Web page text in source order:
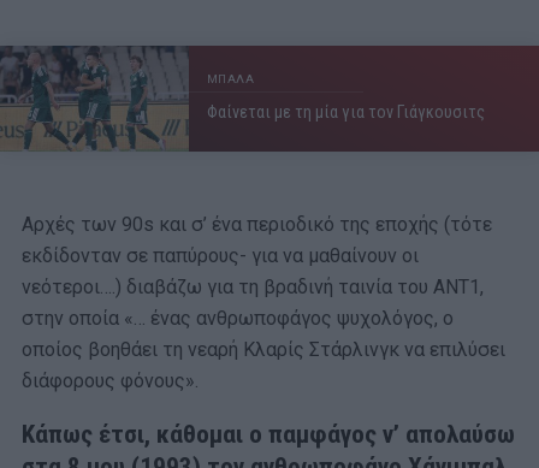
ΜΠΑΛΑ
Φαίνεται με τη μία για τον Γιάγκουσιτς
Αρχές των 90s και σ’ ένα περιοδικό της εποχής (τότε
εκδίδονταν σε παπύρους- για να μαθαίνουν οι
νεότεροι….) διαβάζω για τη βραδινή ταινία του ΑΝΤ1,
στην οποία «… ένας ανθρωποφάγος ψυχολόγος, ο
οποίος βοηθάει τη νεαρή Κλαρίς Στάρλινγκ να επιλύσει
διάφορους φόνους».
Κάπως έτσι, κάθομαι ο παμφάγος ν’ απολαύσω